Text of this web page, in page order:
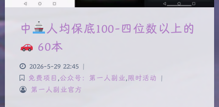
中
人均保底100-四位数以上的
60本
2026-5-29 22:45 |
免费项目 ,公众号：第一人副业,限时活动
|
第一人副业官方